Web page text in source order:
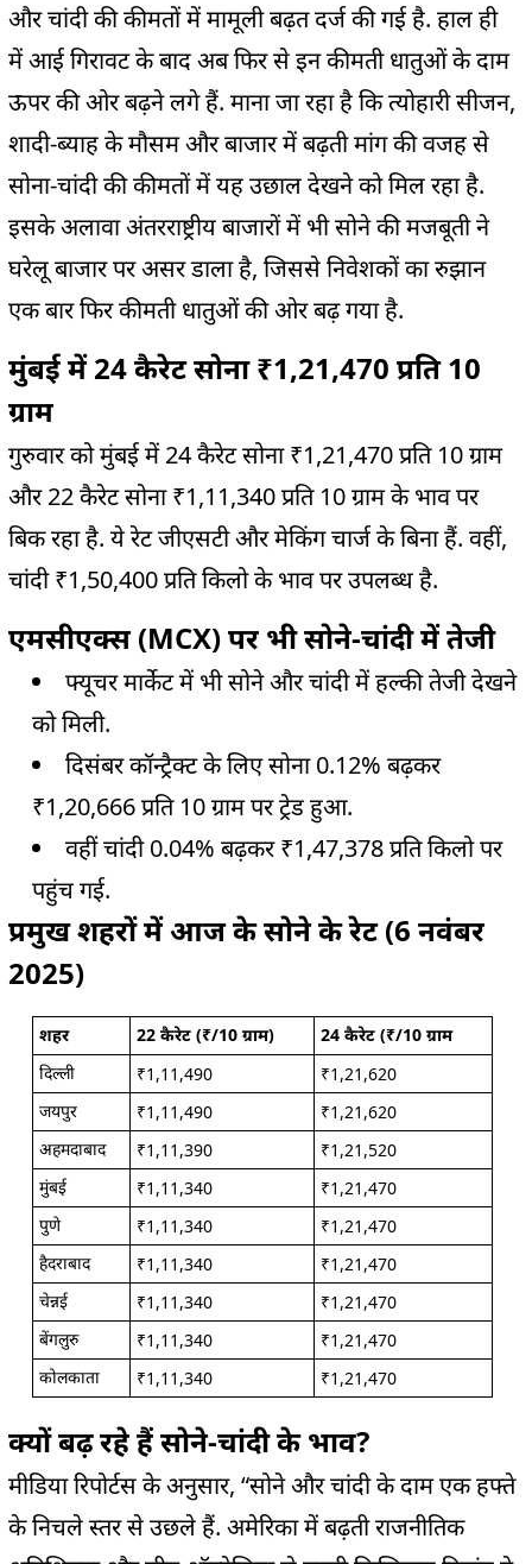
और चांदी की कीमतों में मामूली बढ़त दर्ज की गई है. हाल ही
में आई गिरावट के बाद अब फिर से इन कीमती धातुओं के दाम
ऊपर की ओर बढ़ने लगे हैं. माना जा रहा है कि त्योहारी सीजन,
शादी-ब्याह के मौसम और बाजार में बढ़ती मांग की वजह से
सोना-चांदी की कीमतों में यह उछाल देखने को मिल रहा है.
इसके अलावा अंतरराष्ट्रीय बाजारों में भी सोने की मजबूती ने
घरेलू बाजार पर असर डाला है, जिससे निवेशकों का रुझान
एक बार फिर कीमती धातुओं की ओर बढ़ गया है.
मुंबई में 24 कैरेट सोना ₹1,21,470 प्रति 10
ग्राम
गुरुवार को मुंबई में 24 कैरेट सोना ₹1,21,470 प्रति 10 ग्राम
और 22 कैरेट सोना ₹1,11,340 प्रति 10 ग्राम के भाव पर
बिक रहा है. ये रेट जीएसटी और मेकिंग चार्ज के बिना हैं. वहीं,
चांदी ₹1,50,400 प्रति किलो के भाव पर उपलब्ध है.
एमसीएक्स (MCX) पर भी सोने-चांदी में तेजी
फ्यूचर मार्केट में भी सोने और चांदी में हल्की तेजी देखने
को मिली.
दिसंबर कॉन्ट्रैक्ट के लिए सोना 0.12% बढ़कर
₹1,20,666 प्रति 10 ग्राम पर ट्रेड हुआ.
वहीं चांदी 0.04% बढ़कर ₹1,47,378 प्रति किलो पर
पहुंच गई.
प्रमुख शहरों में आज के सोने के रेट (6 नवंबर
2025)
शहर 22 कैरेट (₹/10 ग्राम)
24 कैरेट (₹/10 ग्राम
दिल्ली
₹1,11,490
₹1,21,620
जयपुर
₹1,11,490
₹1,21,620
अहमदाबाद
₹1,11,390
₹1,21,520
मुंबई
₹1,11,340
₹1,21,470
पुणे
₹1,11,340
₹1,21,470
हैदराबाद
₹1,11,340
₹1,21,470
चेन्नई
₹1,11,340
₹1,21,470
बेंगलुरु
₹1,11,340
₹1,21,470
कोलकाता
₹1,11,340 ₹1,21,470
क्यों बढ़ रहे हैं सोने-चांदी के भाव?
मीडिया रिपोर्टस के अनुसार, “सोने और चांदी के दाम एक हफ्ते
के निचले स्तर से उछले हैं. अमेरिका में बढ़ती राजनीतिक